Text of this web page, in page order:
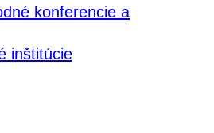
konferencie a
inštitúcie